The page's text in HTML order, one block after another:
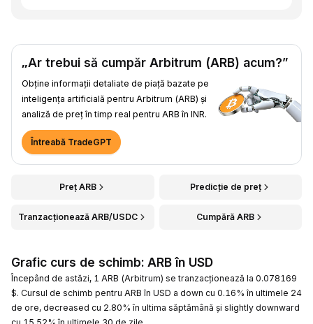
„Ar trebui să cumpăr Arbitrum (ARB) acum?”
Obține informații detaliate de piață bazate pe
inteligența artificială pentru Arbitrum (ARB) și
analiză de preț în timp real pentru ARB în INR.
Întreabă TradeGPT
Preț ARB Predicție de preț
Tranzacționează ARB/USDC Cumpără ARB
Grafic curs de schimb: ARB în USD
Începând de astăzi, 1 ARB (Arbitrum) se tranzacționează la 0.078169
$. Cursul de schimb pentru ARB în USD a down cu 0.16% în ultimele 24
de ore, decreased cu 2.80% în ultima săptămână și slightly downward
cu 15.52% în ultimele 30 de zile.